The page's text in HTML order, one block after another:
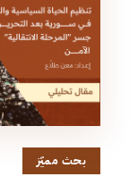
بحث مميّز